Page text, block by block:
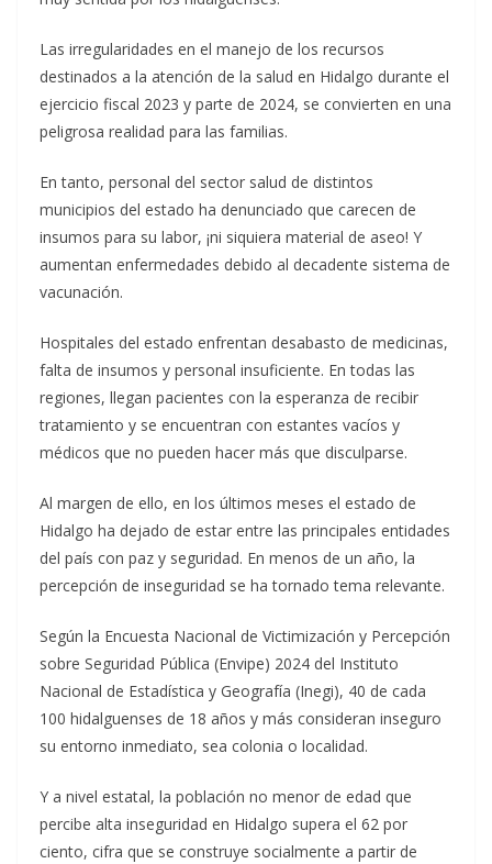
Las irregularidades en el manejo de los recursos
destinados a la atención de la salud en Hidalgo durante el
ejercicio fiscal 2023 y parte de 2024, se convierten en una
peligrosa realidad para las familias.
En tanto, personal del sector salud de distintos
municipios del estado ha denunciado que carecen de
insumos para su labor, ¡ni siquiera material de aseo! Y
aumentan enfermedades debido al decadente sistema de
vacunación.
Hospitales del estado enfrentan desabasto de medicinas,
falta de insumos y personal insuficiente. En todas las
regiones, llegan pacientes con la esperanza de recibir
tratamiento y se encuentran con estantes vacíos y
médicos que no pueden hacer más que disculparse.
Al margen de ello, en los últimos meses el estado de
Hidalgo ha dejado de estar entre las principales entidades
del país con paz y seguridad. En menos de un año, la
percepción de inseguridad se ha tornado tema relevante.
Según la Encuesta Nacional de Victimización y Percepción
sobre Seguridad Pública (Envipe) 2024 del Instituto
Nacional de Estadística y Geografía (Inegi), 40 de cada
100 hidalguenses de 18 años y más consideran inseguro
su entorno inmediato, sea colonia o localidad.
Y a nivel estatal, la población no menor de edad que
percibe alta inseguridad en Hidalgo supera el 62 por
ciento, cifra que se construye socialmente a partir de